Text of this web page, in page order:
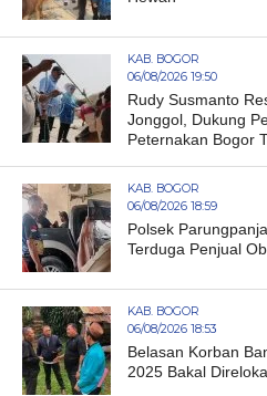
KAB. BOGOR
06/08/2026 19:50
Rudy Susmanto
Jonggol, Dukung
Peternakan Bogor
KAB. BOGOR
06/08/2026 18:59
Polsek
Terduga Penjual
KAB. BOGOR
06/08/2026 18:53
Belasan Korban
2025 Bakal